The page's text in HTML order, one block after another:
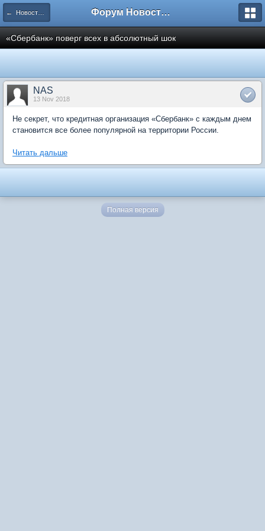
← Новости рынка недвижимости Форум Новостройки
«Сбербанк» поверг всех в абсолютный шок
NAS
13 Nov 2018
Не секрет, что кредитная организация «Сбербанк» с каждым днем
становится все более популярной на территории России.
Читать дальше
Полная версия